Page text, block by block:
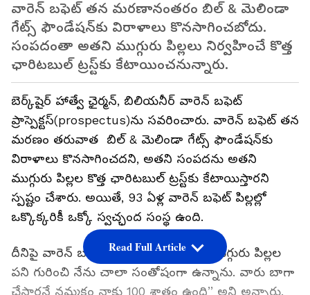
వారెన్ బఫెట్ తన మరణానంతరం బిల్ & మెలిండా
గేట్స్ ఫౌండేషన్‌కు విరాళాలు కొనసాగించబోదు.
సంపదంతా అతని ముగ్గురు పిల్లలు నిర్వహించే కొత్త
ఛారిటబుల్ ట్రస్ట్‌కు కేటాయించనున్నారు.
బెర్క్‌షైర్ హాత్వే ఛైర్మన్, బిలియనీర్ వారెన్ బఫెట్
ప్రాస్పెక్టస్‌(prospectus)ను సవరించారు. వారెన్ బఫెట్ తన
మరణం తరువాత బిల్ & మెలిండా గేట్స్ ఫౌండేషన్‌కు
విరాళాలు కొనసాగించదని, అతని సంపదను అతని
ముగ్గురు పిల్లల కొత్త ఛారిటబుల్ ట్రస్ట్‌కు కేటాయిస్తారని
స్పష్టం చేశారు. అయితే, 93 ఏళ్ల వారెన్ బఫెట్ పిల్లల్లో
ఒక్కొక్కరికీ ఒక్కో స్వచ్ఛంద సంస్థ ఉంది.
దీనిపై వారెన్ బఫెట్ మాట్లాడుతూ .. ‘‘నా ముగ్గురు పిల్లల
పని గురించి నేను చాలా సంతోషంగా ఉన్నాను. వారు బాగా
చేస్తారనే నమ్మకం నాకు 100 శాతం ఉంది’’ అని అన్నారు.
Read Full Article